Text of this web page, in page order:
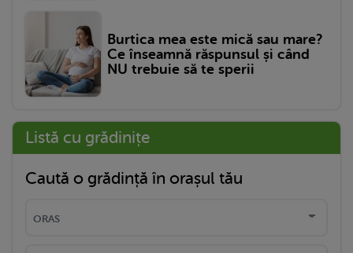
Burtica mea este mică sau mare?
Ce înseamnă răspunsul și când
NU trebuie să te sperii
Listă cu grădinițe
Caută o grădință în orașul tău